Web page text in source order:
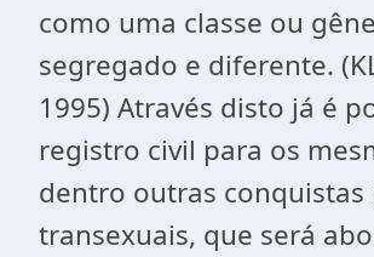
como uma classe ou
segregado e diferente.
1995) Através disto já é
registro civil para os
dentro outras conquistas
transexuais, que será